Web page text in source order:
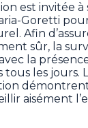
est invitée
Goretti
Afin
sûr, la
la
tous les jours.
aisément